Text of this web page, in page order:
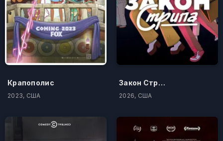
Крапополис
2023, США
Закон Стрипа
2026, США